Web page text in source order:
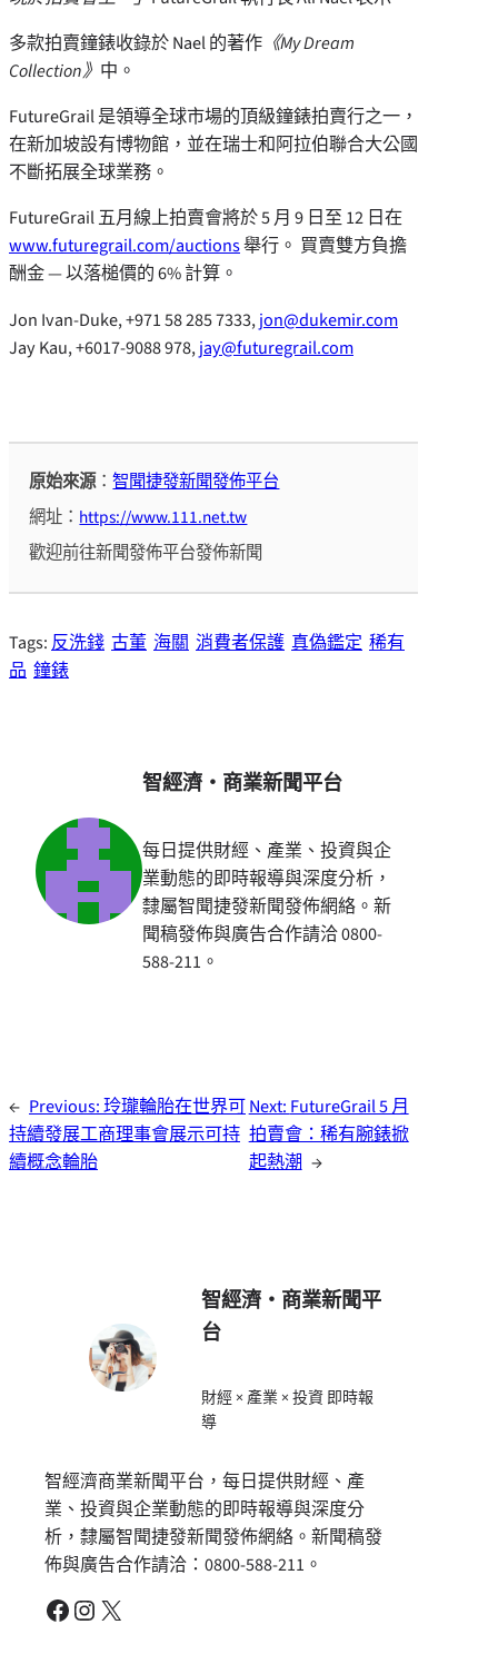
多款拍賣鐘錶收錄於 Nael 的著作 《My Dream
Collection》 中。
FutureGrail 是領導全球市場的頂級鐘錶拍賣行之一，
在新加坡設有博物館，並在瑞士和阿拉伯聯合大公國
不斷拓展全球業務。
FutureGrail 五月線上拍賣會將於 5 月 9 日至 12 日在
www.futuregrail.com/auctions舉行。 買賣雙方負擔
酬金 — 以落槌價的 6% 計算。
Jon Ivan-Duke, +971 58 285 7333,jon@dukemir.com
Jay Kau, +6017-9088 978,jay@futuregrail.com
原始來源：智聞捷發新聞發佈平台
網址： https://www.111.net.tw
歡迎前往新聞發佈平台發佈新聞
Tags: 反洗錢 古董 海關 消費者保護 真偽鑑定 稀有
品 鐘錶
智經濟・商業新聞平台
每日提供財經、產業、投資與企
業動態的即時報導與深度分析，
隸屬智聞捷發新聞發佈網絡。新
聞稿發佈與廣告合作請洽 0800-
588-211。
← Previous:玲瓏輪胎在世界可
持續發展工商理事會展示可持
續概念輪胎
Next: FutureGrail 5 月
拍賣會：稀有腕錶掀
起熱潮 →
智經濟・商業新聞平
台
財經 × 產業 × 投資 即時報
導
智經濟商業新聞平台，每日提供財經、產
業、投資與企業動態的即時報導與深度分
析，隸屬智聞捷發新聞發佈網絡。新聞稿發
佈與廣告合作請洽：0800-588-211。
Facebook Instagram X